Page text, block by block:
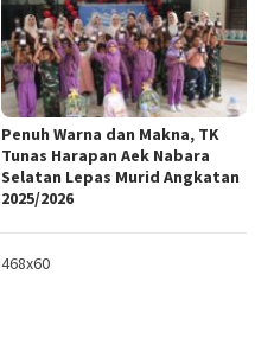
Penuh Warna dan Makna, TK
Tunas Harapan Aek Nabara
Selatan Lepas Murid Angkatan
2025/2026